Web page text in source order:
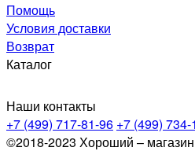
Помощь
Условия доставки
Возврат
Каталог
Наши контакты
+7 (499) 717-81-96 +7 (499)
©2018-2023 Хороший –